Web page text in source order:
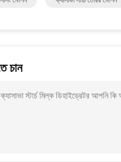
চান
স্টার্চ মিল্ক ডিহাইড্রেটর আপনি